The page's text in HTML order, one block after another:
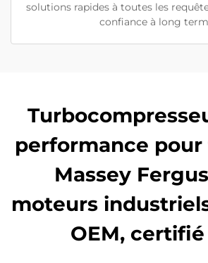
solutions rapides à toutes les
confiance à long
performance
Massey
moteurs
OEM, certifié